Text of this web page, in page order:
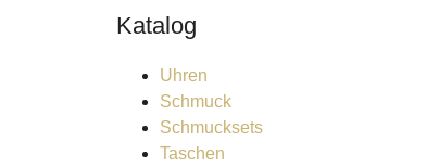
Katalog
Uhren
Schmuck
Schmucksets
Taschen